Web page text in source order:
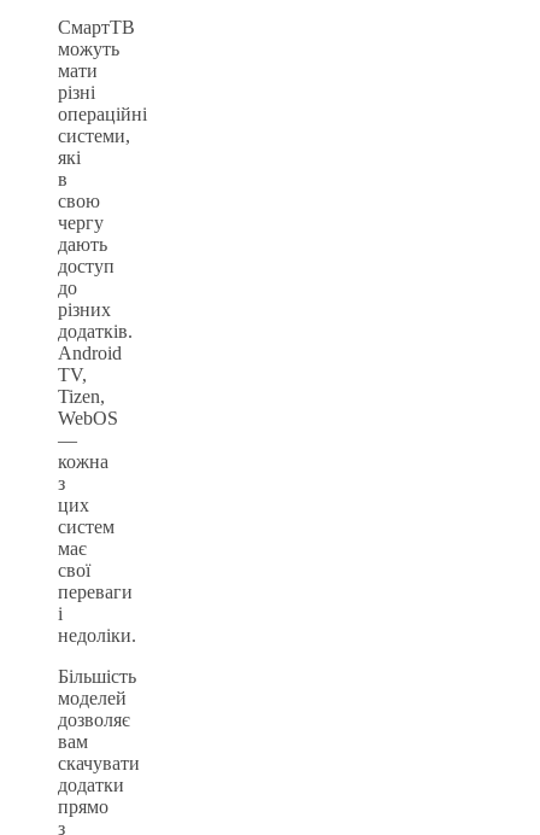
СмартТВ
можуть
мати
різні
операційні
системи,
які
в
свою
чергу
дають
доступ
до
різних
додатків.
Android
TV,
Tizen,
WebOS
—
кожна
з
цих
систем
має
свої
переваги
і
недоліки.
Більшість
моделей
дозволяє
вам
скачувати
додатки
прямо
з